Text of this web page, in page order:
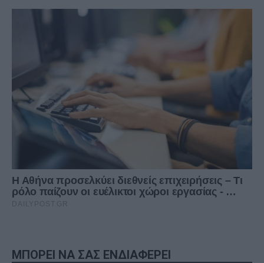
ΜΠΟΡΕΙ ΝΑ ΣΑΣ ΕΝΔΙΑΦΕΡΕΙ